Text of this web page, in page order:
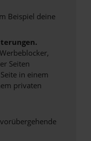
Beispiel deine
Seiten
in einem
privaten